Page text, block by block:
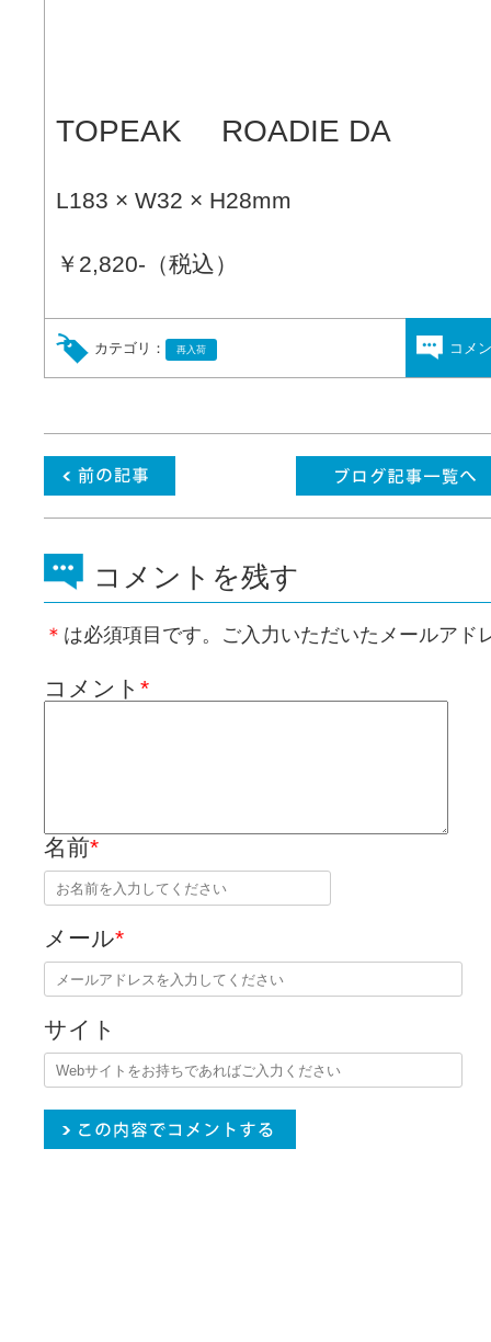
TOPEAK ROADIE DA
L183 × W32 × H28mm
￥2,820-（税込）
カテゴリ： 再入荷 コメ
コメントを残す
＊ は必須項目です。ご入力いただいたメールアド
コメント *
名前*
メール*
サイト